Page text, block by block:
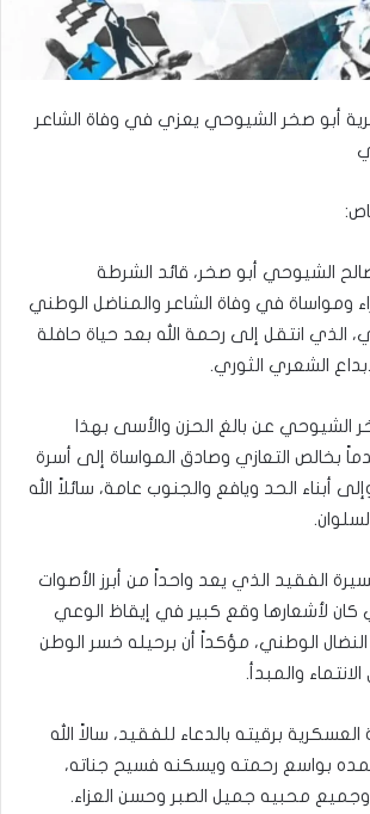
أبو صخر الشيوحي يعزي في وفاة الشاعر
الشيوحي أبو صخر، قائد الشرطة
ومواساة في وفاة الشاعر والمناضل الوطني
الذي انتقل إلى رحمة الله بعد حياة حافلة
الشعري الثوري.
الشيوحي عن بالغ الحزن والأسى بهذا
بخالص التعازي وصادق المواساة إلى أسرة
أبناء الحد ويافع والجنوب عامة، سائلاً الله
الفقيد الذي يعد واحداً من أبرز الأصوات
كان لأشعارها وقع كبير في إيقاظ الوعي
الوطني، مؤكداً أن برحيله خسر الوطن
والمبدأ.
برقيته بالدعاء للفقيد، سالاً الله
بواسع رحمته ويسكنه فسيح جناته،
محبيه جميل الصبر وحسن العزاء.